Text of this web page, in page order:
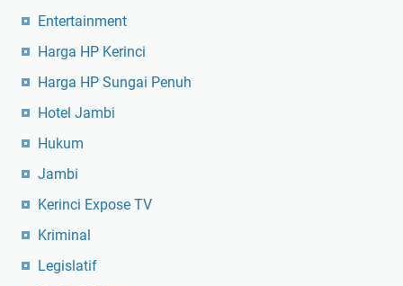
Entertainment
Harga HP Kerinci
Harga HP Sungai Penuh
Hotel Jambi
Hukum
Jambi
Kerinci Expose TV
Kriminal
Legislatif